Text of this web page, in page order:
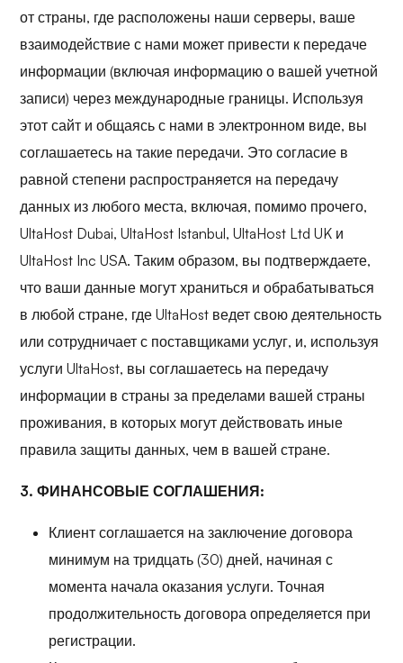
от страны, где расположены наши серверы, ваше
взаимодействие с нами может привести к передаче
информации (включая информацию о вашей учетной
записи) через международные границы. Используя
этот сайт и общаясь с нами в электронном виде, вы
соглашаетесь на такие передачи. Это согласие в
равной степени распространяется на передачу
данных из любого места, включая, помимо прочего,
UltaHost Dubai, UltaHost Istanbul, UltaHost Ltd UK и
UltaHost Inc USA. Таким образом, вы подтверждаете,
что ваши данные могут храниться и обрабатываться
в любой стране, где UltaHost ведет свою деятельность
или сотрудничает с поставщиками услуг, и, используя
услуги UltaHost, вы соглашаетесь на передачу
информации в страны за пределами вашей страны
проживания, в которых могут действовать иные
правила защиты данных, чем в вашей стране.
3. ФИНАНСОВЫЕ СОГЛАШЕНИЯ:
Клиент соглашается на заключение договора
минимум на тридцать (30) дней, начиная с
момента начала оказания услуги. Точная
продолжительность договора определяется при
регистрации.